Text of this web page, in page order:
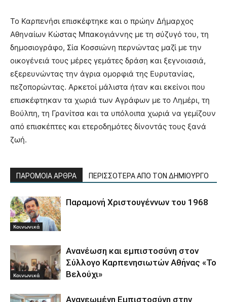
Το Καρπενήσι επισκέφτηκε και ο πρώην Δήμαρχος
Αθηναίων Κώστας Μπακογιάννης με τη σύζυγό του, τη
δημοσιογράφο, Σία Κοσσιώνη περνώντας μαζί με την
οικογένειά τους μέρες γεμάτες δράση και ξεγνοιασιά,
εξερευνώντας την άγρια ομορφιά της Ευρυτανίας,
πεζοπορώντας. Αρκετοί μάλιστα ήταν και εκείνοι που
επισκέφτηκαν τα χωριά των Αγράφων με το Λημέρι, τη
Βούλπη, τη Γρανίτσα και τα υπόλοιπα χωριά να γεμίζουν
από επισκέπτες και ετεροδημότες δίνοντάς τους ξανά
ζωή.
ΠΑΡΟΜΟΙΑ ΑΡΘΡΑ ΠΕΡΙΣΣΟΤΕΡΑ ΑΠΟ ΤΟΝ ΔΗΜΙΟΥΡΓΟ
Κοινωνικά
Παραμονή Χριστουγέννων του 1968
Κοινωνικά
Ανανέωση και εμπιστοσύνη στον
Σύλλογο Καρπενησιωτών Αθήνας «Το
Βελούχι»
Ανανεωμένη Εμπιστοσύνη στην